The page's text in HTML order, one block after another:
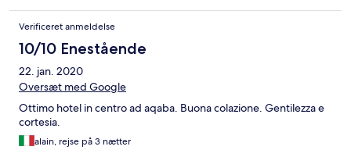
Verificeret anmeldelse
10/10 Enestående
22. jan. 2020
Oversæt med Google
Ottimo hotel in centro ad aqaba. Buona colazione. Gentilezza e
cortesia.
alain, rejse på 3 nætter